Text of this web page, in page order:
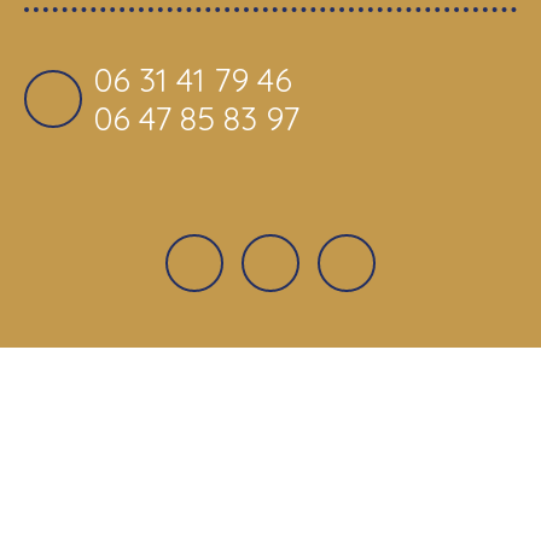
06 31 41 79 46
06 47 85 83 97